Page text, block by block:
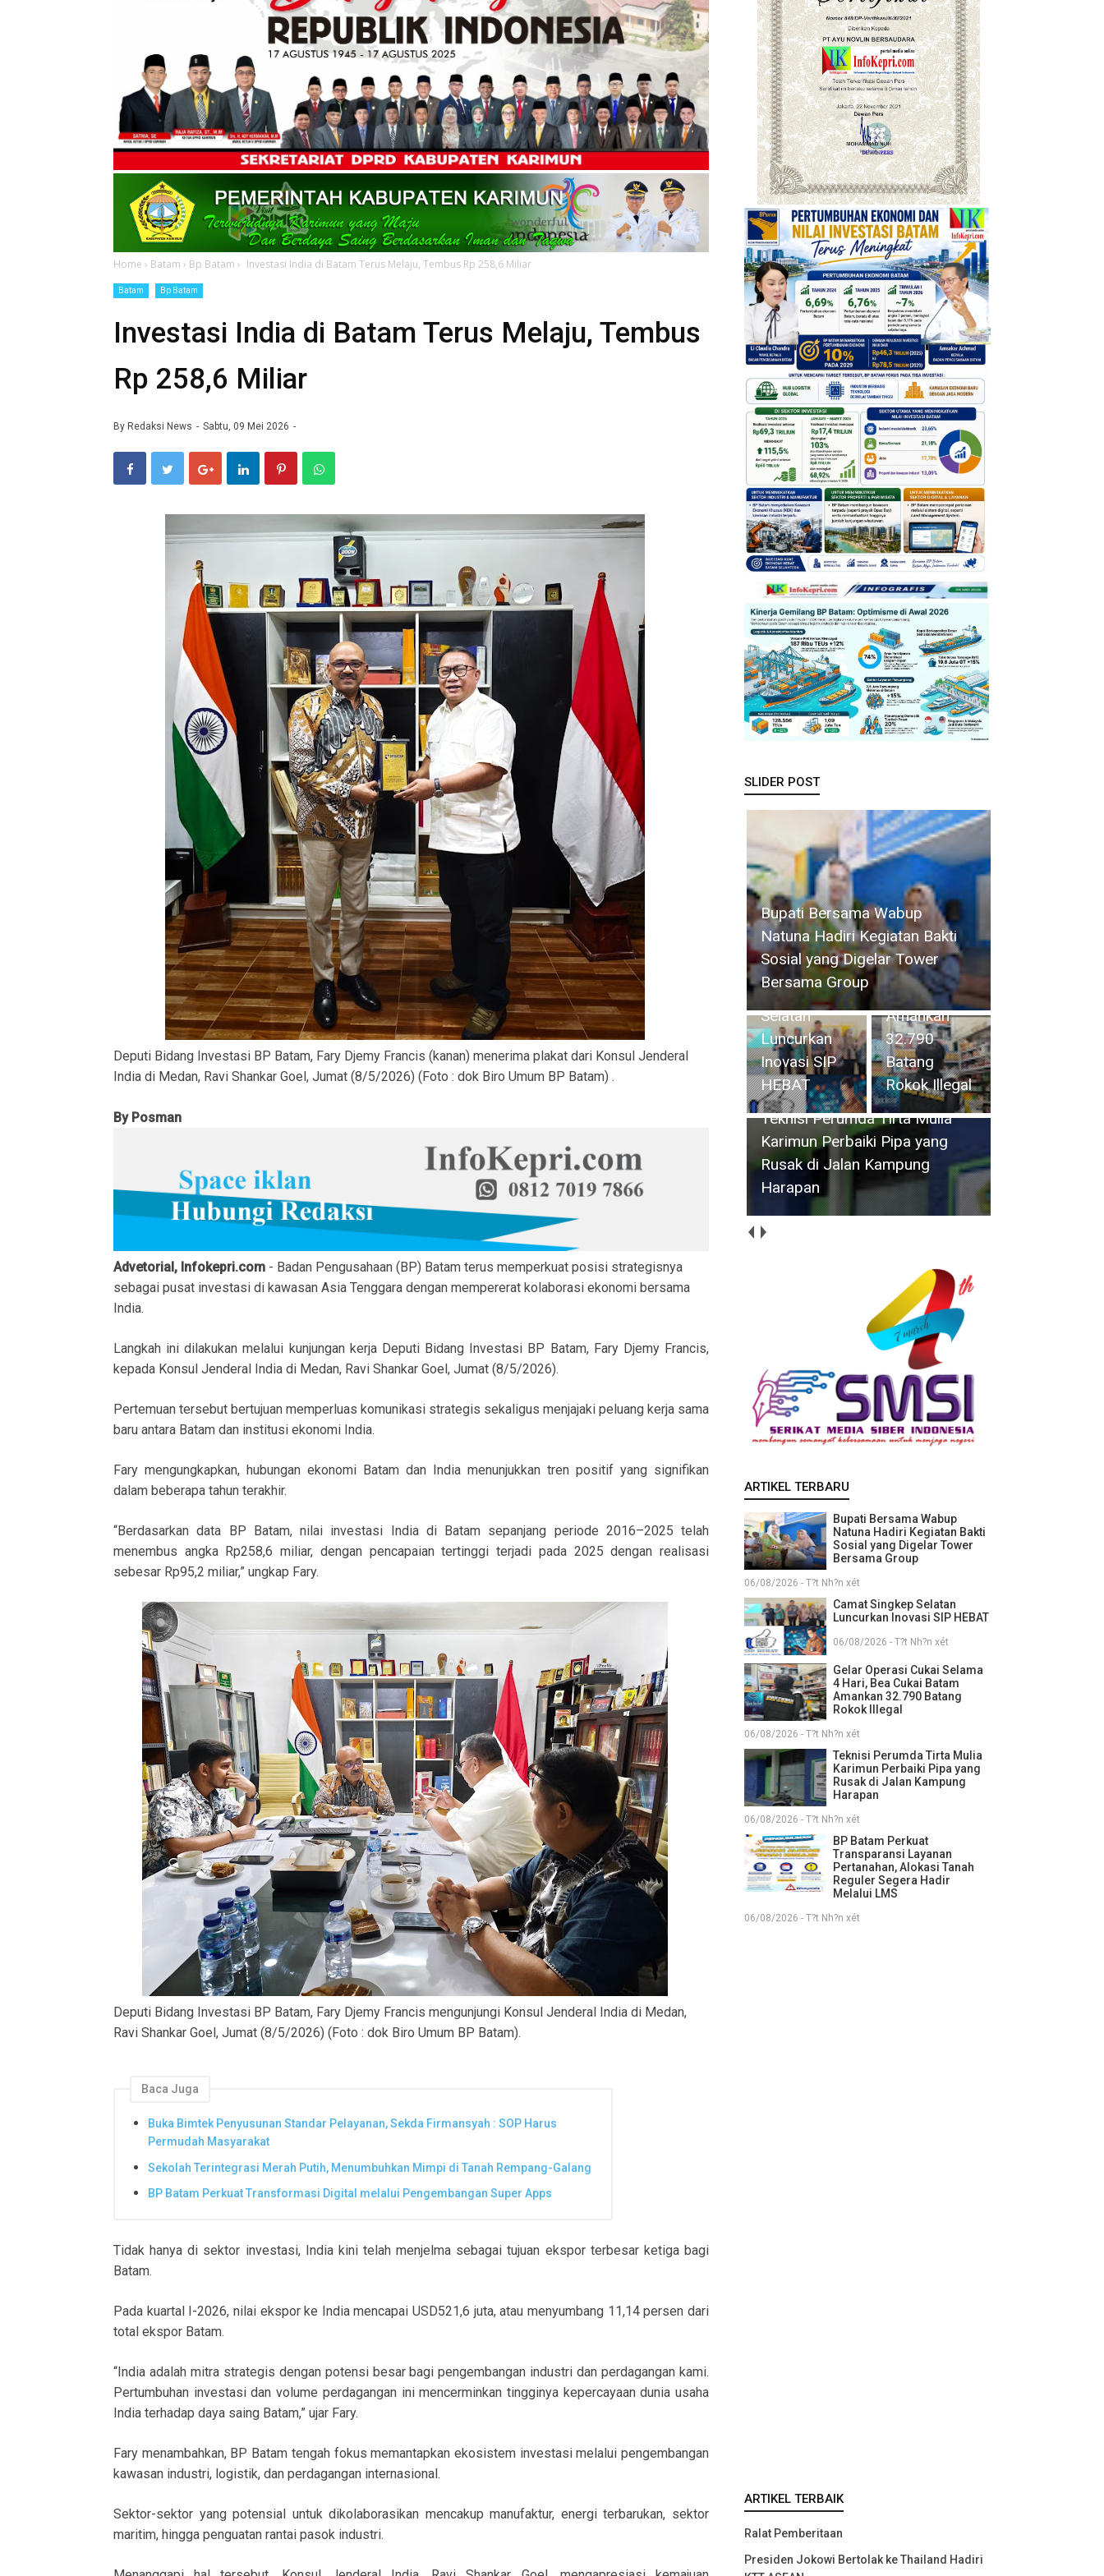
Home › Batam › Bp Batam › Investasi India di Batam Terus Melaju, Tembus Rp 258,6 Miliar
Batam Bp Batam
Investasi India di Batam Terus Melaju, Tembus
Rp 258,6 Miliar
By Redaksi News Sabtu, 09 Mei 2026
Deputi Bidang Investasi BP Batam, Fary Djemy Francis (kanan) menerima plakat dari Konsul Jenderal
India di Medan, Ravi Shankar Goel, Jumat (8/5/2026) (Foto : dok Biro Umum BP Batam) .
By Posman
Advetorial, Infokepri.com - Badan Pengusahaan (BP) Batam terus memperkuat posisi strategisnya
sebagai pusat investasi di kawasan Asia Tenggara dengan mempererat kolaborasi ekonomi bersama
India.
Langkah ini dilakukan melalui kunjungan kerja Deputi Bidang Investasi BP Batam, Fary Djemy Francis,
kepada Konsul Jenderal India di Medan, Ravi Shankar Goel, Jumat (8/5/2026).
Pertemuan tersebut bertujuan memperluas komunikasi strategis sekaligus menjajaki peluang kerja sama
baru antara Batam dan institusi ekonomi India.
Fary mengungkapkan, hubungan ekonomi Batam dan India menunjukkan tren positif yang signifikan
dalam beberapa tahun terakhir.
“Berdasarkan data BP Batam, nilai investasi India di Batam sepanjang periode 2016–2025 telah
menembus angka Rp258,6 miliar, dengan pencapaian tertinggi terjadi pada 2025 dengan realisasi
sebesar Rp95,2 miliar,” ungkap Fary.
Deputi Bidang Investasi BP Batam, Fary Djemy Francis mengunjungi Konsul Jenderal India di Medan,
Ravi Shankar Goel, Jumat (8/5/2026) (Foto : dok Biro Umum BP Batam).
Baca Juga
Buka Bimtek Penyusunan Standar Pelayanan, Sekda Firmansyah : SOP Harus
Permudah Masyarakat
Sekolah Terintegrasi Merah Putih, Menumbuhkan Mimpi di Tanah Rempang-Galang
BP Batam Perkuat Transformasi Digital melalui Pengembangan Super Apps
Tidak hanya di sektor investasi, India kini telah menjelma sebagai tujuan ekspor terbesar ketiga bagi
Batam.
Pada kuartal I-2026, nilai ekspor ke India mencapai USD521,6 juta, atau menyumbang 11,14 persen dari
total ekspor Batam.
“India adalah mitra strategis dengan potensi besar bagi pengembangan industri dan perdagangan kami.
Pertumbuhan investasi dan volume perdagangan ini mencerminkan tingginya kepercayaan dunia usaha
India terhadap daya saing Batam,” ujar Fary.
Fary menambahkan, BP Batam tengah fokus memantapkan ekosistem investasi melalui pengembangan
kawasan industri, logistik, dan perdagangan internasional.
Sektor-sektor yang potensial untuk dikolaborasikan mencakup manufaktur, energi terbarukan, sektor
maritim, hingga penguatan rantai pasok industri.
SLIDER POST
Bupati Bersama Wabup
Natuna Hadiri Kegiatan Bakti
Sosial yang Digelar Tower
Bersama Group
Camat
Singkep
Selatan
Luncurkan
Inovasi SIP
HEBAT
Gelar
Operasi
Cukai
Selama 4
Hari, Bea
Cukai Batam
Amankan
32.790
Batang
Rokok Illegal
Teknisi Perumda Tirta Mulia
Karimun Perbaiki Pipa yang
Rusak di Jalan Kampung
Harapan
ARTIKEL TERBARU
Bupati Bersama Wabup
Natuna Hadiri Kegiatan Bakti
Sosial yang Digelar Tower
Bersama Group
06/08/2026 - T?t Nh?n xét
Camat Singkep Selatan
Luncurkan Inovasi SIP HEBAT
06/08/2026 - T?t Nh?n xét
Gelar Operasi Cukai Selama
4 Hari, Bea Cukai Batam
Amankan 32.790 Batang
Rokok Illegal
06/08/2026 - T?t Nh?n xét
Teknisi Perumda Tirta Mulia
Karimun Perbaiki Pipa yang
Rusak di Jalan Kampung
Harapan
06/08/2026 - T?t Nh?n xét
BP Batam Perkuat
Transparansi Layanan
Pertanahan, Alokasi Tanah
Reguler Segera Hadir
Melalui LMS
06/08/2026 - T?t Nh?n xét
ARTIKEL TERBAIK
Ralat Pemberitaan
Presiden Jokowi Bertolak ke Thailand Hadiri